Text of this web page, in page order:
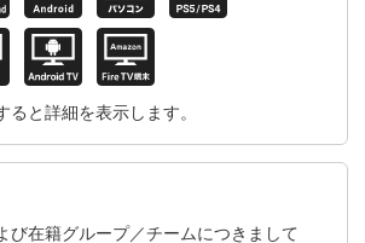
ると詳細を表示します。
び在籍グループ／チームにつきまして